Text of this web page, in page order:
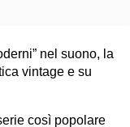
nel suono, la
vintage e su
così popolare